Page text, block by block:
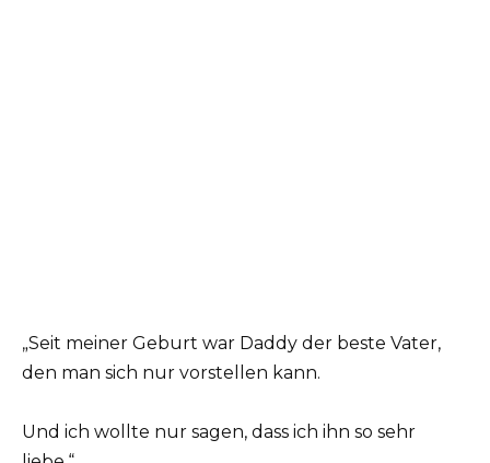
„Seit meiner Geburt war Daddy der beste Vater,
den man sich nur vorstellen kann.
Und ich wollte nur sagen, dass ich ihn so sehr